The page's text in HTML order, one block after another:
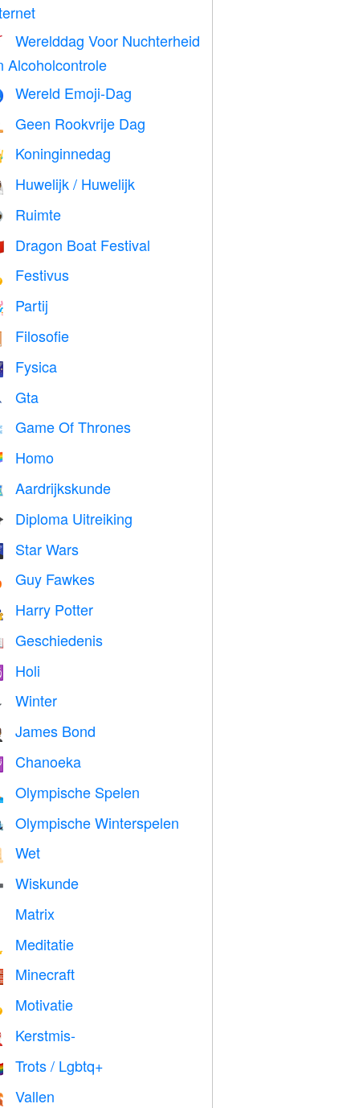
Werelddag Voor Nuchterheid
Alcoholcontrole
Wereld Emoji-Dag
Geen Rookvrije Dag
Koninginnedag
Huwelijk / Huwelijk
Ruimte
Dragon Boat Festival
Festivus
Partij
Filosofie
Fysica
Gta
Game Of Thrones
Homo
Aardrijkskunde
Diploma Uitreiking
Star Wars
Guy Fawkes
Harry Potter
Geschiedenis
Holi
Winter
James Bond
Chanoeka
Olympische Spelen
Olympische Winterspelen
Wet
Wiskunde
Matrix
Meditatie
Minecraft
Motivatie
Kerstmis-
Trots / Lgbtq+
Vallen